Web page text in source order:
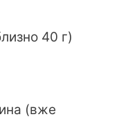
40 г)
(вже